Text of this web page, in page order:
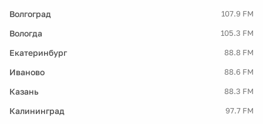
Волгоград 107.9 FM
Вологда 105.3 FM
Екатеринбург 88.8 FM
Иваново 88.6 FM
Казань 88.3 FM
Калининград 97.7 FM